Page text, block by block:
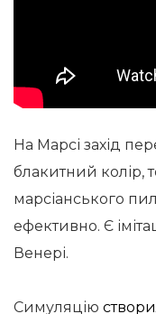
На Марсі захід
блакитний колір,
марсіанського
ефективно. Є
Венері.
Симуляцію